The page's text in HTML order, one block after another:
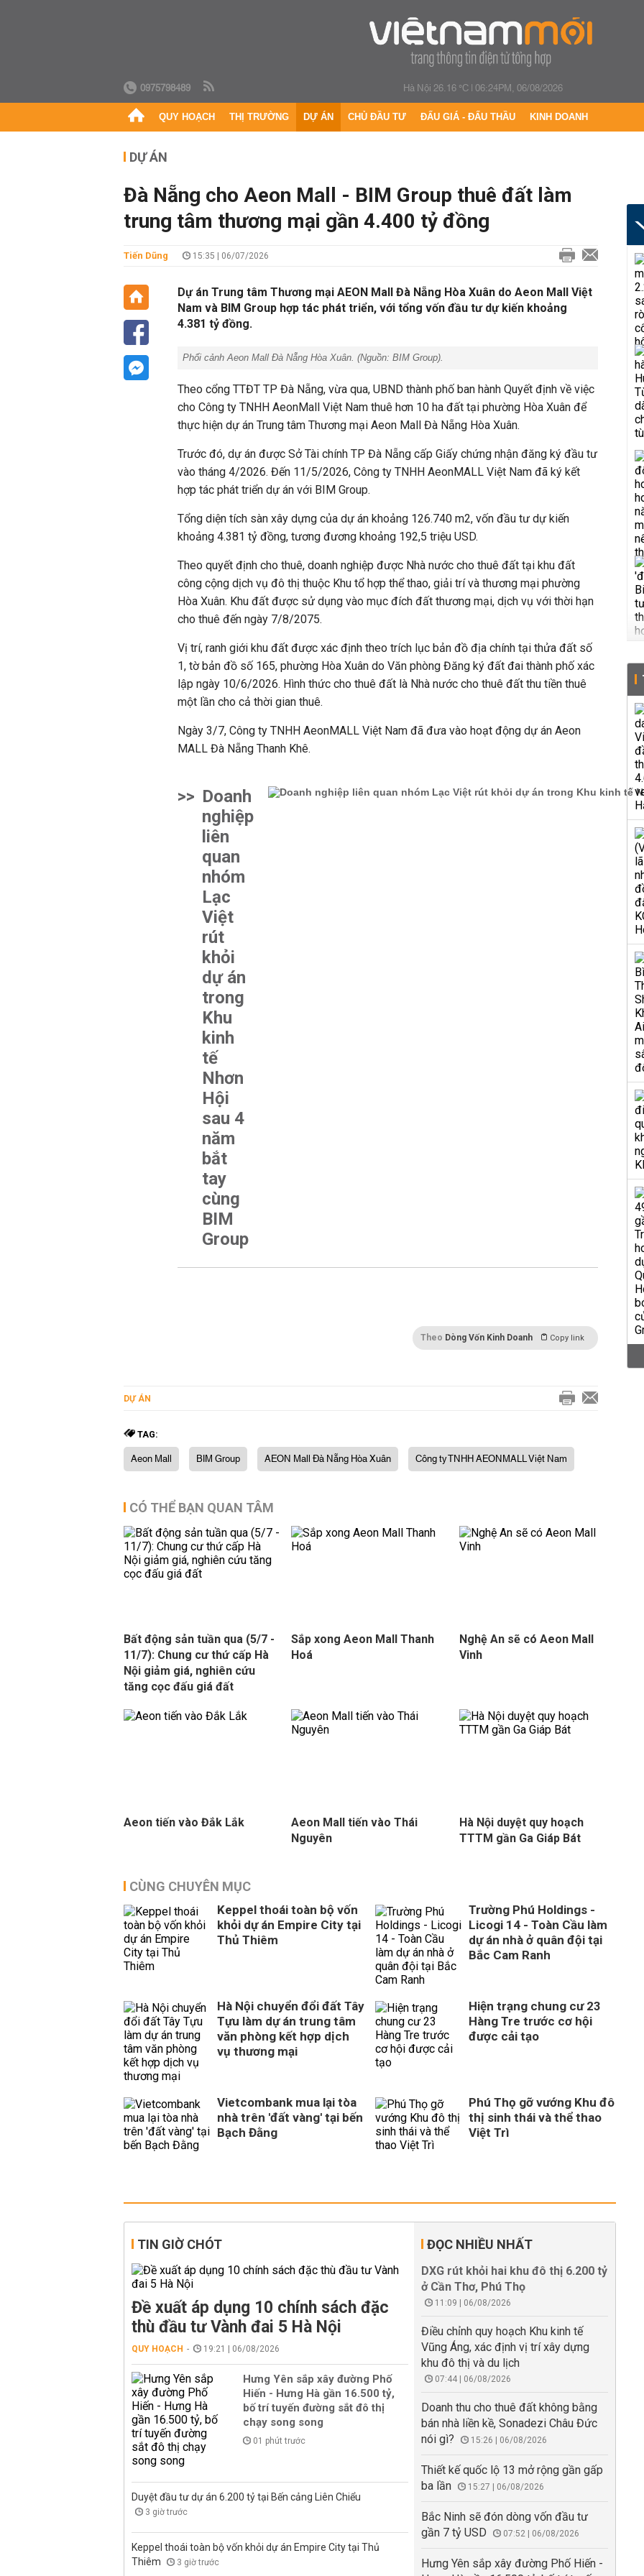
0975798489 Hà Nội 26.16 °C|06:24PM, 06/08/2026
QUY HOẠCH THỊ TRƯỜNG DỰ ÁN CHỦ ĐẦU TƯ ĐẤU GIÁ - ĐẤU THẦU KINH DOANH
DỰ ÁN
Đà Nẵng cho Aeon Mall - BIM Group thuê đất làm
trung tâm thương mại gần 4.400 tỷ đồng
Tiến Dũng 15:35 | 06/07/2026
Dự án Trung tâm Thương mại AEON Mall Đà Nẵng Hòa Xuân do Aeon Mall Việt
Nam và BIM Group hợp tác phát triển, với tổng vốn đầu tư dự kiến khoảng
4.381 tỷ đồng.
Phối cảnh Aeon Mall Đà Nẵng Hòa Xuân. (Nguồn: BIM Group).
Theo cổng TTĐT TP Đà Nẵng, vừa qua, UBND thành phố ban hành Quyết định về việc
cho Công ty TNHH AeonMall Việt Nam thuê hơn 10 ha đất tại phường Hòa Xuân để
thực hiện dự án Trung tâm Thương mại Aeon Mall Đà Nẵng Hòa Xuân.
Trước đó, dự án được Sở Tài chính TP Đà Nẵng cấp Giấy chứng nhận đăng ký đầu tư
vào tháng 4/2026. Đến 11/5/2026, Công ty TNHH AeonMALL Việt Nam đã ký kết
hợp tác phát triển dự án với BIM Group.
Tổng diện tích sàn xây dựng của dự án khoảng 126.740 m2, vốn đầu tư dự kiến
khoảng 4.381 tỷ đồng, tương đương khoảng 192,5 triệu USD.
Theo quyết định cho thuê, doanh nghiệp được Nhà nước cho thuê đất tại khu đất
công cộng dịch vụ đô thị thuộc Khu tổ hợp thể thao, giải trí và thương mại phường
Hòa Xuân. Khu đất được sử dụng vào mục đích đất thương mại, dịch vụ với thời hạn
cho thuê đến ngày 7/8/2075.
Vị trí, ranh giới khu đất được xác định theo trích lục bản đồ địa chính tại thửa đất số
1, tờ bản đồ số 165, phường Hòa Xuân do Văn phòng Đăng ký đất đai thành phố xác
lập ngày 10/6/2026. Hình thức cho thuê đất là Nhà nước cho thuê đất thu tiền thuê
một lần cho cả thời gian thuê.
Ngày 3/7, Công ty TNHH AeonMALL Việt Nam đã đưa vào hoạt động dự án Aeon
MALL Đà Nẵng Thanh Khê.
>> Doanh
nghiệp
liên
quan
nhóm
Lạc
Việt
rút
khỏi
dự án
trong
Khu
kinh
tế
Nhơn
Hội
sau 4
năm
bắt
tay
cùng
BIM
Group
Theo Dòng Vốn Kinh Doanh Copy link
DỰ ÁN
TAG:
Aeon Mall BIM Group AEON Mall Đà Nẵng Hòa Xuân Công ty TNHH AEONMALL Việt Nam
CÓ THỂ BẠN QUAN TÂM
Bất động sản tuần qua (5/7 -
11/7): Chung cư thứ cấp Hà
Nội giảm giá, nghiên cứu
tăng cọc đấu giá đất
Sắp xong Aeon Mall Thanh
Hoá
Nghệ An sẽ có Aeon Mall
Vinh
Aeon tiến vào Đắk Lắk
Aeon Mall tiến vào Thái
Nguyên
Hà Nội duyệt quy hoạch
TTTM gần Ga Giáp Bát
CÙNG CHUYÊN MỤC
Keppel thoái toàn bộ vốn
khỏi dự án Empire City tại
Thủ Thiêm
Trường Phú Holdings -
Licogi 14 - Toàn Cầu làm
dự án nhà ở quân đội tại
Bắc Cam Ranh
Hà Nội chuyển đổi đất Tây
Tựu làm dự án trung tâm
văn phòng kết hợp dịch
vụ thương mại
Hiện trạng chung cư 23
Hàng Tre trước cơ hội
được cải tạo
Vietcombank mua lại tòa
nhà trên 'đất vàng' tại bến
Bạch Đằng
Phú Thọ gỡ vướng Khu đô
thị sinh thái và thể thao
Việt Trì
TIN GIỜ CHÓT
Đề xuất áp dụng 10 chính sách đặc
thù đầu tư Vành đai 5 Hà Nội
QUY HOẠCH 19:21 | 06/08/2026
Hưng Yên sắp xây đường Phố
Hiến - Hưng Hà gần 16.500 tỷ,
bố trí tuyến đường sắt đô thị
chạy song song
01 phút trước
Duyệt đầu tư dự án 6.200 tỷ tại Bến cảng Liên Chiểu
3 giờ trước
Keppel thoái toàn bộ vốn khỏi dự án Empire City tại Thủ
Thiêm
3 giờ trước
ĐỌC NHIỀU NHẤT
DXG rút khỏi hai khu đô thị 6.200 tỷ
ở Cần Thơ, Phú Thọ
11:09 | 06/08/2026
Điều chỉnh quy hoạch Khu kinh tế
Vũng Áng, xác định vị trí xây dựng
khu đô thị và du lịch
07:44 | 06/08/2026
Doanh thu cho thuê đất không bằng
bán nhà liền kề, Sonadezi Châu Đức
nói gì?
15:26 | 06/08/2026
Thiết kế quốc lộ 13 mở rộng gần gấp
ba lần
15:27 | 06/08/2026
Bắc Ninh sẽ đón dòng vốn đầu tư
gần 7 tỷ USD
07:52 | 06/08/2026
Hưng Yên sắp xây đường Phố Hiến -